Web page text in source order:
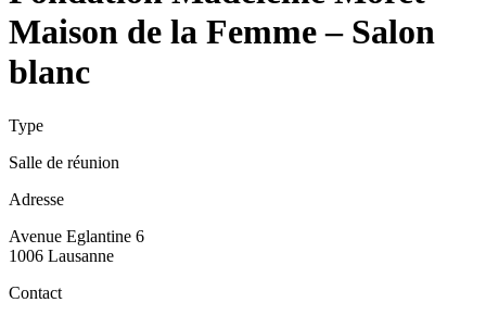
Maison de la Femme – Salon
blanc
Type
Salle de réunion
Adresse
Avenue Eglantine 6
1006 Lausanne
Contact